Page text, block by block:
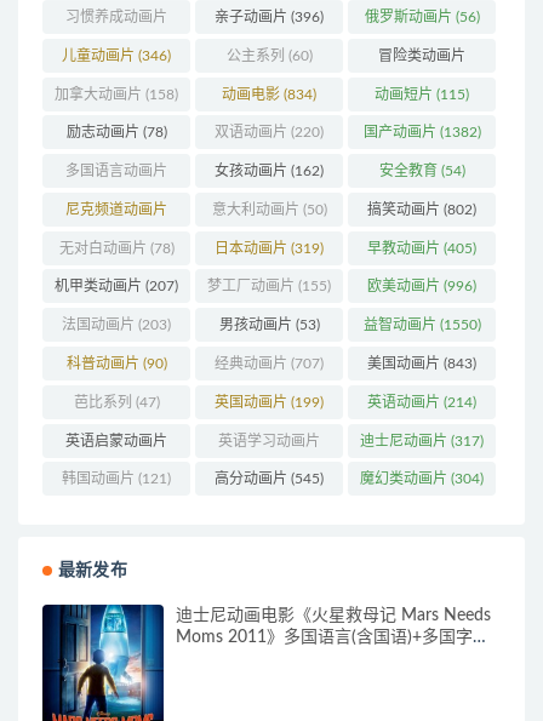
厂(126)
习惯养成动画片
(74)
亲子动画片 (396) 俄罗斯动画片 (56)
儿童动画片 (346) 公主系列 (60) 冒险类动画片
(1273)
加拿大动画片 (158) 动画电影 (834) 动画短片 (115)
励志动画片 (78) 双语动画片 (220) 国产动画片 (1382)
多国语言动画片
(179)
女孩动画片 (162) 安全教育 (54)
尼克频道动画片
(83)
意大利动画片 (50) 搞笑动画片 (802)
无对白动画片 (78) 日本动画片 (319) 早教动画片 (405)
机甲类动画片 (207) 梦工厂动画片 (155) 欧美动画片 (996)
法国动画片 (203) 男孩动画片 (53) 益智动画片 (1550)
科普动画片 (90) 经典动画片 (707) 美国动画片 (843)
芭比系列 (47) 英国动画片 (199) 英语动画片 (214)
英语启蒙动画片
(162)
英语学习动画片
(85)
迪士尼动画片 (317)
韩国动画片 (121) 高分动画片 (545) 魔幻类动画片 (304)
最新发布
迪士尼动画电影《火星救母记 Mars Needs
Moms 2011》多国语言(含国语)+多国字幕